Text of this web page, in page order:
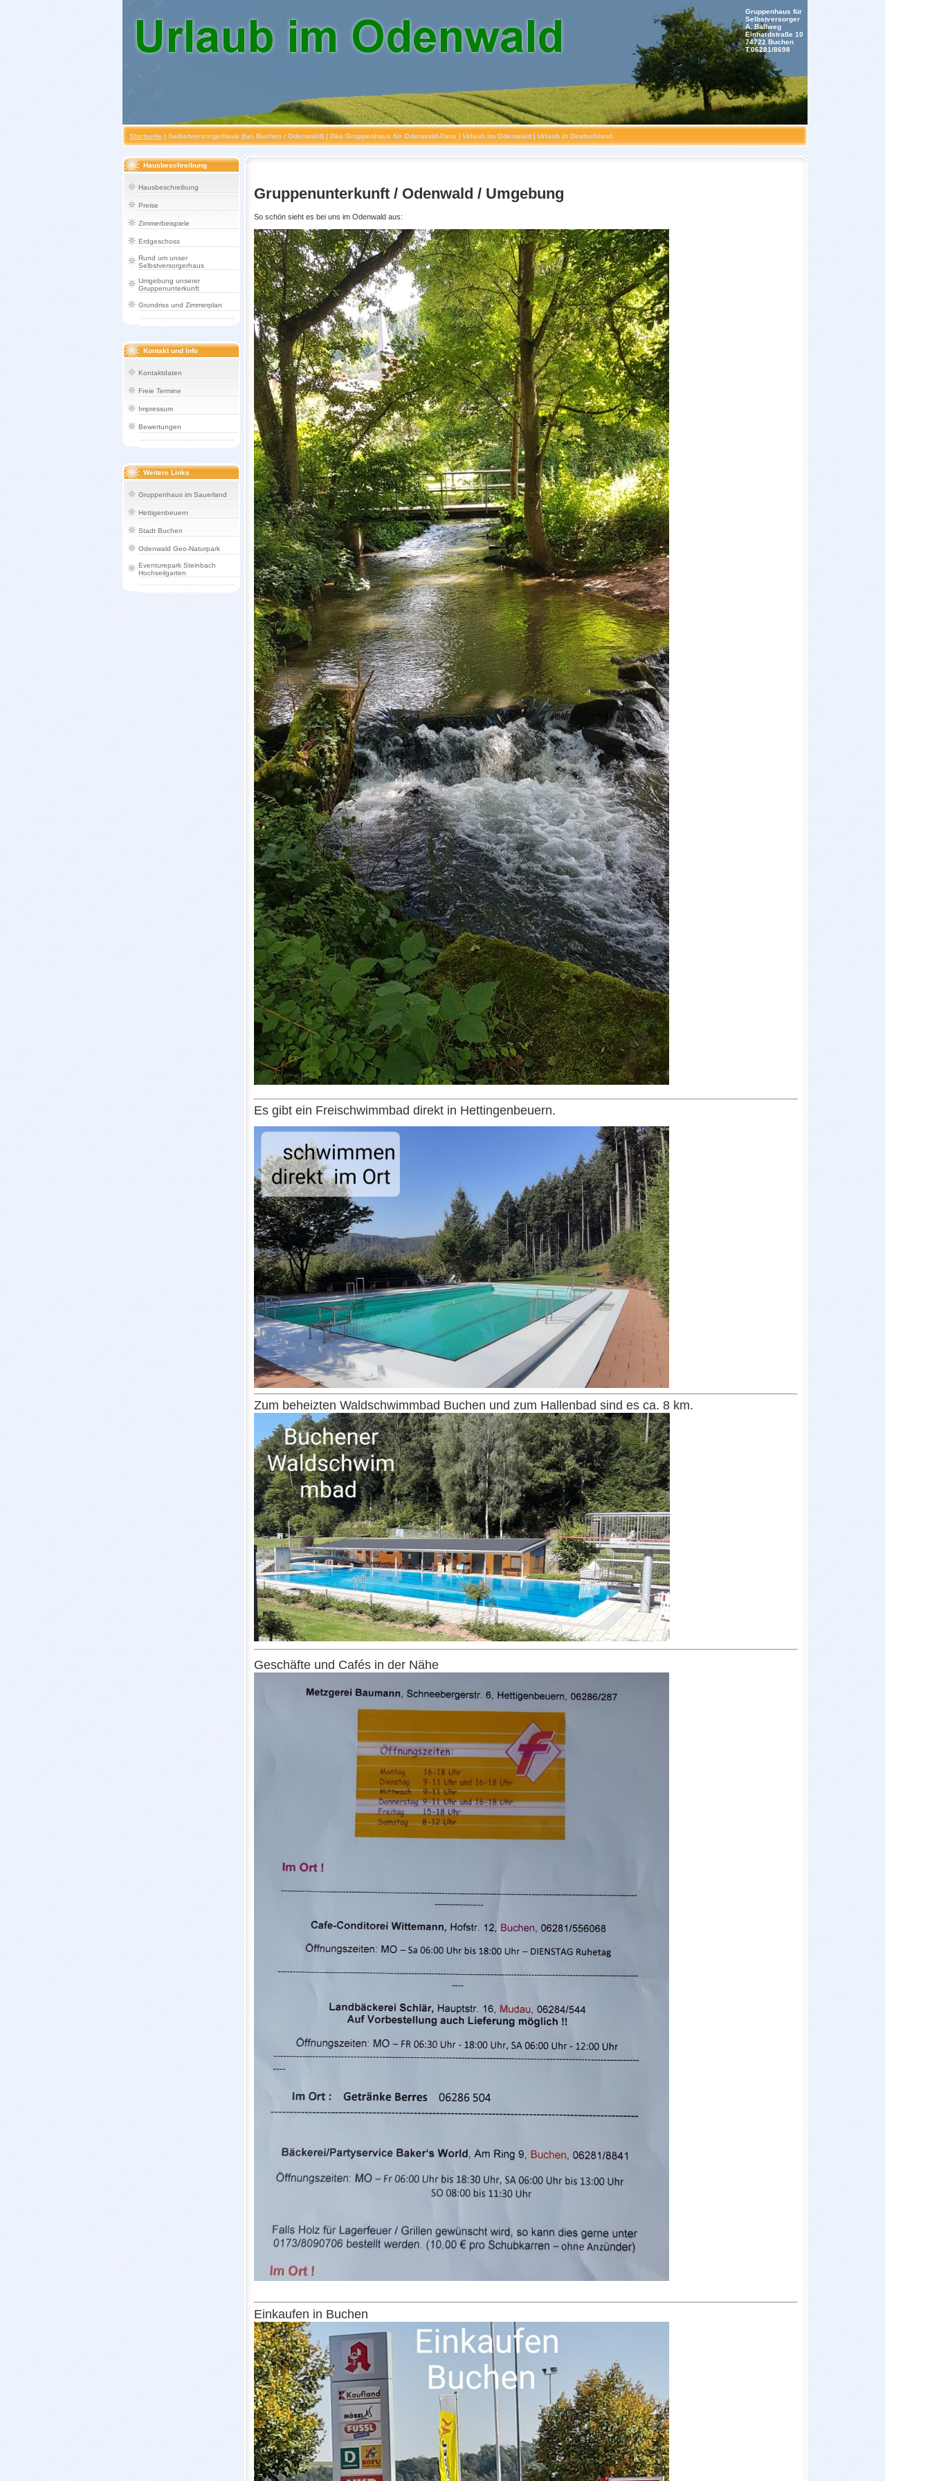
Gruppenhaus für
Selbstversorger
A. Ballweg
Einhardstraße 10
74722 Buchen
T.06281/8698
Startseite | Selbstversorgerhaus (bei Buchen / Odenwald) | Das Gruppenhaus für Odenwald-Fans | Urlaub im Odenwald | Urlaub in Deutschland
Hausbeschreibung
Hausbeschreibung
Preise
Zimmerbeispiele
Erdgeschoss
Rund um unser
Selbstversorgerhaus
Umgebung unserer
Gruppenunterkunft
Grundriss und Zimmerplan
Kontakt und Info
Kontaktdaten
Freie Termine
Impressum
Bewertungen
Weitere Links
Gruppenhaus im Sauerland
Hettigenbeuern
Stadt Buchen
Odenwald Geo-Naturpark
Eventurepark Steinbach
Hochseilgarten
Gruppenunterkunft / Odenwald / Umgebung
So schön sieht es bei uns im Odenwald aus:
Es gibt ein Freischwimmbad direkt in Hettingenbeuern.
Zum beheizten Waldschwimmbad Buchen und zum Hallenbad sind es ca. 8 km.
Geschäfte und Cafés in der Nähe
Einkaufen in Buchen